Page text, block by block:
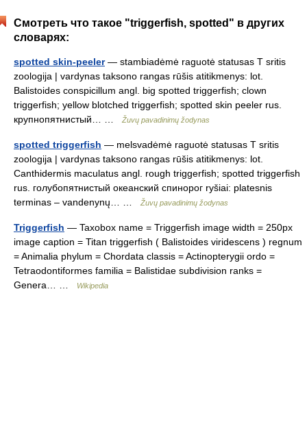
Смотреть что такое "triggerfish, spotted" в других
словарях:
spotted skin-peeler— stambiadėmė raguotė statusas T sritis
zoologija | vardynas taksono rangas rūšis atitikmenys: lot.
Balistoides conspicillum angl. big spotted triggerfish; clown
triggerfish; yellow blotched triggerfish; spotted skin peeler rus.
крупнопятнистый… …
Žuvų pavadinimų žodynas
spotted triggerfish — melsvadėmė raguotė statusas T sritis
zoologija | vardynas taksono rangas rūšis atitikmenys: lot.
Canthidermis maculatus angl. rough triggerfish; spotted triggerfish
rus. голубопятнистый океанский спинорог ryšiai: platesnis
terminas – vandenynų… …
Žuvų pavadinimų žodynas
Triggerfish — Taxobox name = Triggerfish image width = 250px
image caption = Titan triggerfish ( Balistoides viridescens ) regnum
= Animalia phylum = Chordata classis = Actinopterygii ordo =
Tetraodontiformes familia = Balistidae subdivision ranks =
Genera… …
Wikipedia